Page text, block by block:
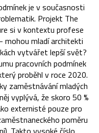
je v současnosti
Projekt The
si v kontextu profese
mohou mladí architekti
vytvářet lepší svět?
pracovních podmínek
proběhl v roce 2020.
zaměstnávání mladých
vyplývá, že skoro 50 %
externisté pouze pro
poměru